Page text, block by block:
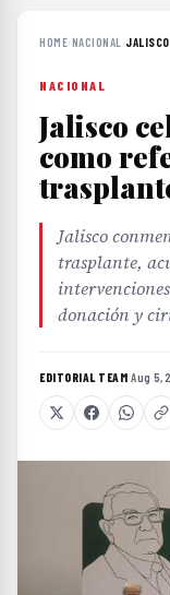
HOME›NACIONAL ›
NACIONAL
Jalisco
como
Jalisco
trasplante,
donación y
EDITORIAL TEAM·Aug 5,